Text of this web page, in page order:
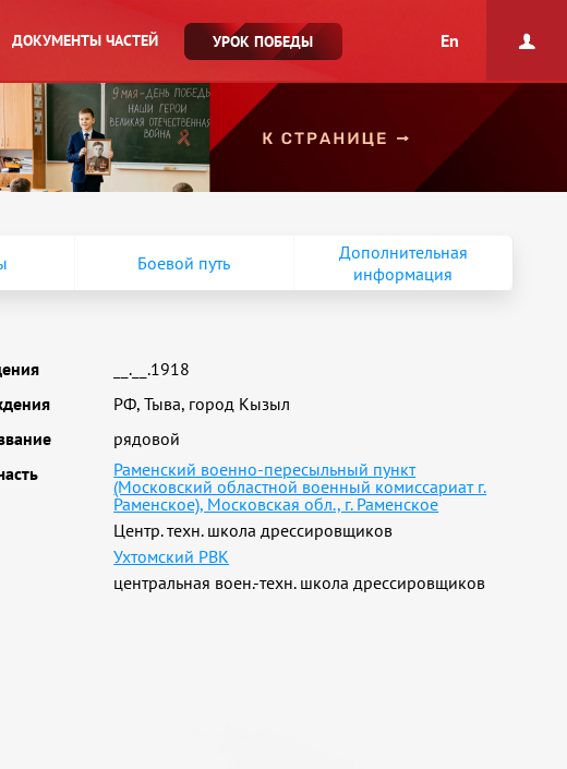
ДОКУМЕНТЫ ЧАСТЕЙ УРОК ПОБЕДЫ En
Боевой путь
Дополнительная
информация
__.__.1918
РФ, Тыва, город Кызыл
рядовой
Раменский военно-пересыльный пункт
(Московский областной военный комиссариат г.
Раменское), Московская обл., г. Раменское
Центр. техн. школа дрессировщиков
Ухтомский РВК
центральная воен.-техн. школа дрессировщиков